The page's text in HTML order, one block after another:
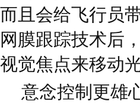
而且会给飞行员
网膜跟踪技术后
视觉焦点来移动
意念控制更雄